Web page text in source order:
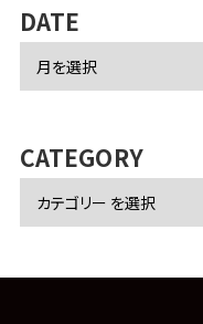
DATE
ブ
CATEGORY